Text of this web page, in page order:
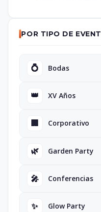
POR TIPO DE
💍 Bodas
👑 XV Años
🏢 Corporativo
🌿 Garden Party
🎤 Conferencias
✨ Glow Party